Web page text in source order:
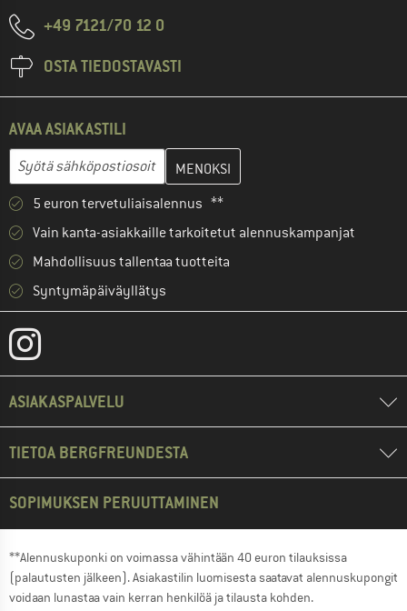
+49 7121/70 12 0
OSTA TIEDOSTAVASTI
AVAA ASIAKASTILI
Sähköpostiosoite
Anna sähköpostiosoitteesi ja luo seuraavassa vaiheessa
5 euron tervetuliaisalennus **
Vain kanta-asiakkaille tarkoitetut alennuskampanjat
Mahdollisuus tallentaa tuotteita
Syntymäpäiväyllätys
ASIAKASPALVELU
TIETOA BERGFREUNDESTA
SOPIMUKSEN PERUUTTAMINEN
**Alennuskuponki on voimassa vähintään 40 euron tilauksissa
(palautusten jälkeen). Asiakastilin luomisesta saatavat alennuskupongit
voidaan lunastaa vain kerran henkilöä ja tilausta kohden.